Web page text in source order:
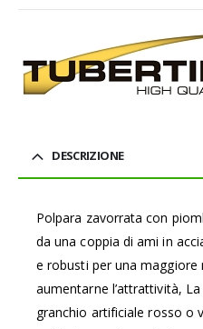
DESCRIZIONE
Polpara zavorrata con
da una coppia di ami in
e robusti per una maggiore
aumentarne l’attrattività,
granchio artificiale rosso o